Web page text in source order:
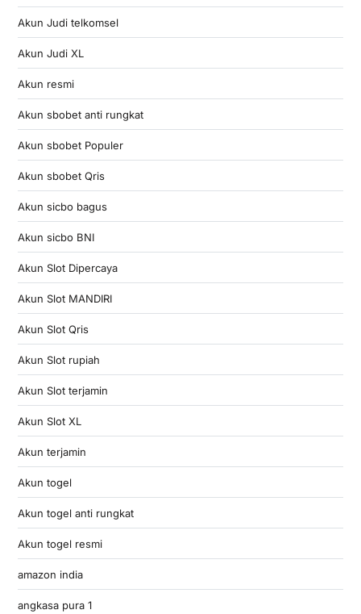
Akun Judi telkomsel
Akun Judi XL
Akun resmi
Akun sbobet anti rungkat
Akun sbobet Populer
Akun sbobet Qris
Akun sicbo bagus
Akun sicbo BNI
Akun Slot Dipercaya
Akun Slot MANDIRI
Akun Slot Qris
Akun Slot rupiah
Akun Slot terjamin
Akun Slot XL
Akun terjamin
Akun togel
Akun togel anti rungkat
Akun togel resmi
amazon india
angkasa pura 1